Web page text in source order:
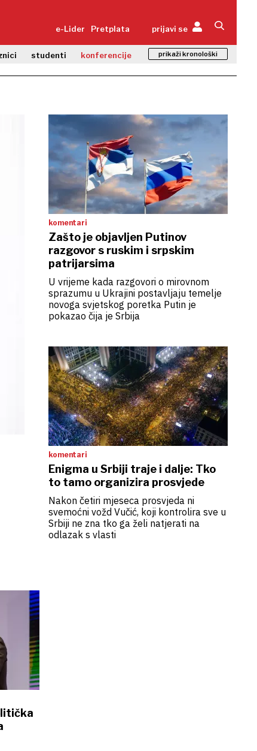
e-Lider Pretplata prijavi se
studenti konferencije prikaži kronološki
komentari
Zašto je objavljen Putinov
razgovor s ruskim i srpskim
patrijarsima
U vrijeme kada razgovori o mirovnom
sprazumu u Ukrajini postavljaju temelje
novoga svjetskog poretka Putin je
pokazao čija je Srbija
komentari
Enigma u Srbiji traje i dalje: Tko
to tamo organizira prosvjede
Nakon četiri mjeseca prosvjeda ni
svemoćni vožd Vučić, koji kontrolira sve u
Srbiji ne zna tko ga želi natjerati na
odlazak s vlasti